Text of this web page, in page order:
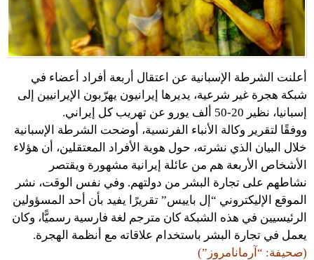
أعلنت الشرطة الإسبانية عن اعتقال أربعة أفراد أعضاء في
شبكة هجرة غير شرعية، يديرها إيرانيون يهرّبون الإيرانيين إلى
إسبانيا، نظير 20-50 ألف يورو عن تهريب كل إيراني.
ووفقًا لتقرير وكالة الأنباء الفرنسية، أوضحت الشرطة الإسبانية
خلال البيان الذي نشرته، حول هوية الأفراد المعتقلين، أن هؤلاء
الأشخاص الأربعة هم من عائلة إيرانية مشهورة ويقتصر
نشاطهم على تجارة البشر من دولتهم. وفي نفس الوقت، نشر
الموقع الإليكتروني “إل باييس” تقريرًا يفيد بأن أحد المسؤولين
الرئيسيين في هذه الشبكة كان مترجم لغة فارسية رسميًّا، وكان
يعمل في تجارة البشر باستخدام علاقاته مع أنظمة الهجرة.
(صحيفة: “آرمانامروز”)